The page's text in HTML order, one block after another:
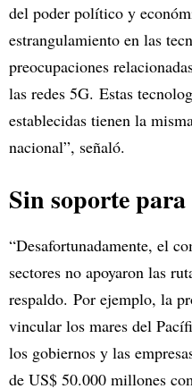
del poder político y
estrangulamiento en las
preocupaciones
las redes 5G. Estas
establecidas tienen la
nacional”, señaló.
Sin soporte
“Desafortunadamente, el
sectores no apoyaron las
respaldo. Por ejemplo, la
vincular los mares del
los gobiernos y las
de US$ 50.000 millones